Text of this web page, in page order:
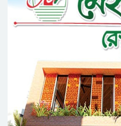
ধরিত্রী রক্ষায়
কর্মসূচি পালন
সিলেটে সড়ক
নর্থ ইস্ট
প্রতিযোগিতার
সিকৃবি’তে জুলাই
বৃক্ষরোপণ কর্মসুচি